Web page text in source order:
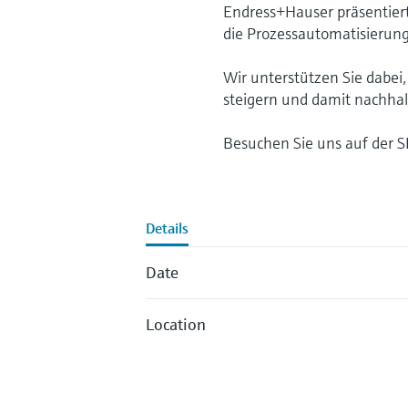
Endress+Hauser
die
Wir unterstützen Sie
steigern und damit
Besuchen Sie uns auf der
Details
Date
Location